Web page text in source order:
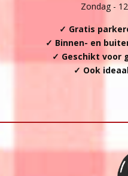
Zondag -
✓ Gratis
✓ Binnen- en
✓ Geschikt voor
✓ Ook